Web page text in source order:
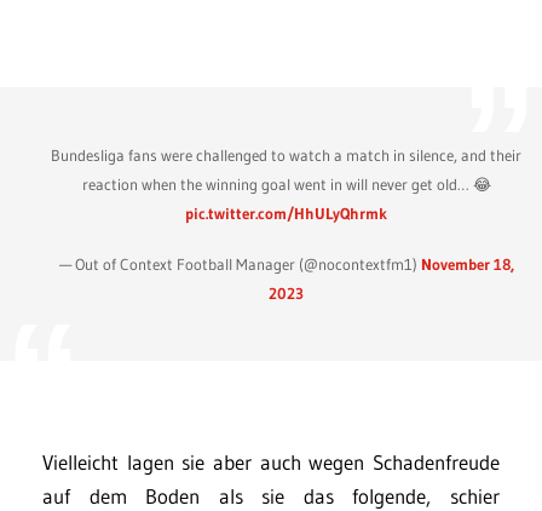
Bundesliga fans were challenged to watch a match in silence, and their
reaction when the winning goal went in will never get old… 😂
pic.twitter.com/HhULyQhrmk
— Out of Context Football Manager (@nocontextfm1) November 18,
2023
Vielleicht lagen sie aber auch wegen Schadenfreude
auf dem Boden als sie das folgende, schier